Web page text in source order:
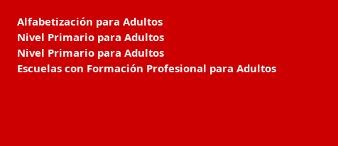
Alfabetización para Adultos
Nivel Primario para Adultos
Nivel Primario para Adultos
Escuelas con Formación Profesional para Adultos